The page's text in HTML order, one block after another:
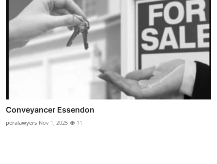
Conveyancer Essendon
peralawyers Nov 1, 2025 11